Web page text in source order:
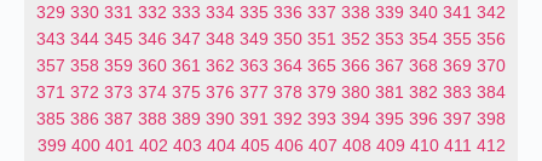
329 330 331 332 333 334 335 336 337 338 339 340 341 342
343 344 345 346 347 348 349 350 351 352 353 354 355 356
357 358 359 360 361 362 363 364 365 366 367 368 369 370
371 372 373 374 375 376 377 378 379 380 381 382 383 384
385 386 387 388 389 390 391 392 393 394 395 396 397 398
399 400 401 402 403 404 405 406 407 408 409 410 411 412